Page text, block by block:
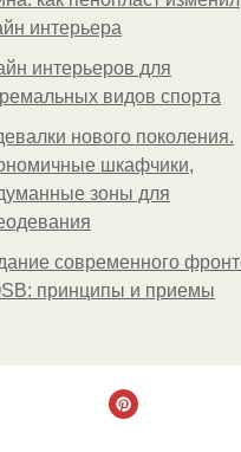
интерьера
интерьеров для
видов спорта
нового поколения.
шкафчики,
зоны для
современного
принципы и приемы